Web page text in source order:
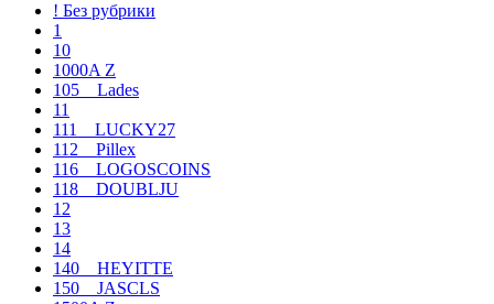
! Без рубрики
1
10
1000A Z
105__Lades
11
111__LUCKY27
112__Pillex
116__LOGOSCOINS
118__DOUBLJU
12
13
14
140__HEYITTE
150__JASCLS